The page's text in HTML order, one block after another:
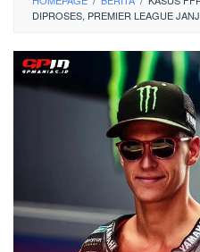
DIPROSES, PREMIER LEAGUE